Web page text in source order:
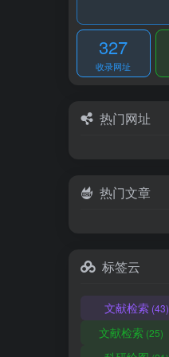
327
收录网址
热门网址
热门文章
标签云
文献检索(43)
文献检索 (25)